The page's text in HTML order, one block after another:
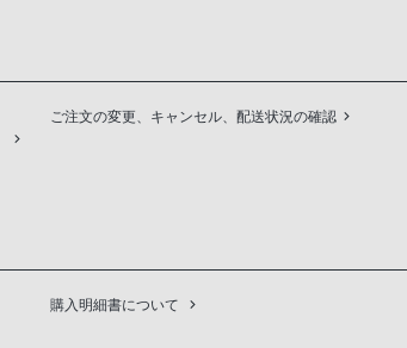
ご注文の変更、キャンセル、配送状況の確認
購入明細書について